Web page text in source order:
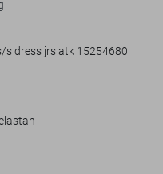
met verschillende
tot casual sneakers.
dagelijkse outfit en blijft
bijeenkomst hebt,
s dress jrs atk 15254680